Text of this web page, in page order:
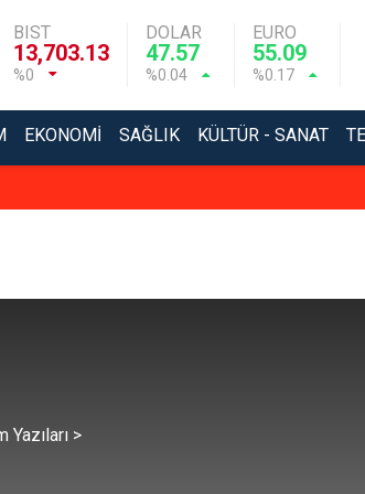
BIST
13,703.13
%0
DOLAR
47.57
%0.04
EURO
55.09
%0.17
EKONOMI SAĞLIK KÜLTÜR - SANAT
Yazıları >